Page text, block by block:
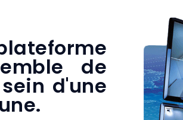
de
d'une